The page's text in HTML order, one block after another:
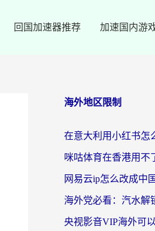
回国加速器推荐 加速国内游
海外地区限制